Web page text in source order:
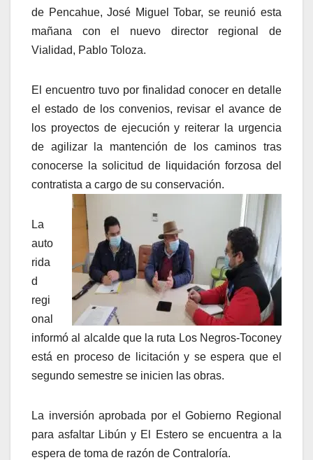
de Pencahue, José Miguel Tobar, se reunió esta
mañana con el nuevo director regional de
Vialidad, Pablo Toloza.
El encuentro tuvo por finalidad conocer en detalle
el estado de los convenios, revisar el avance de
los proyectos de ejecución y reiterar la urgencia
de agilizar la mantención de los caminos tras
conocerse la solicitud de liquidación forzosa del
contratista a cargo de su conservación.
La
auto
rida
d
regi
onal
informó al alcalde que la ruta Los Negros-Toconey
está en proceso de licitación y se espera que el
segundo semestre se inicien las obras.
La inversión aprobada por el Gobierno Regional
para asfaltar Libún y El Estero se encuentra a la
espera de toma de razón de Contraloría.